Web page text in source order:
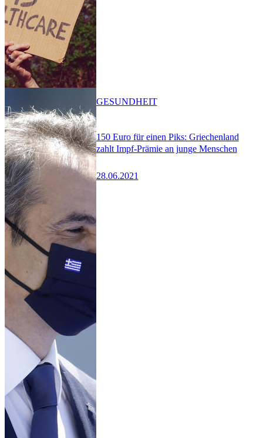
150 Euro für einen Piks: Griechenland
zahlt Impf-Prämie an junge Menschen
28.06.2021
GESUNDHEIT